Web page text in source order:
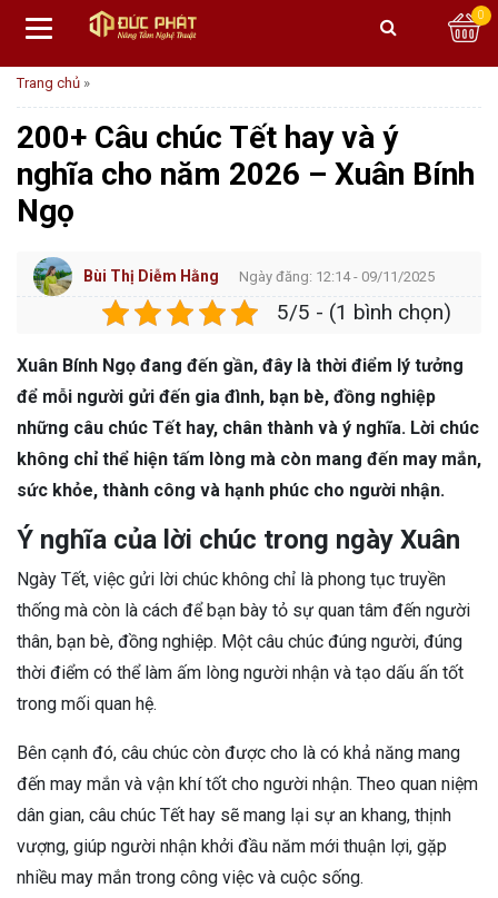
0
Trang chủ »
200+ Câu chúc Tết hay và ý
nghĩa cho năm 2026 – Xuân Bính
Ngọ
Bùi Thị Diễm Hằng Ngày đăng: 12:14 - 09/11/2025
5/5 - (1 bình chọn)
Xuân Bính Ngọ đang đến gần, đây là thời điểm lý tưởng
để mỗi người gửi đến gia đình, bạn bè, đồng nghiệp
những câu chúc Tết hay, chân thành và ý nghĩa. Lời chúc
không chỉ thể hiện tấm lòng mà còn mang đến may mắn,
sức khỏe, thành công và hạnh phúc cho người nhận.
Ý nghĩa của lời chúc trong ngày Xuân
Ngày Tết, việc gửi lời chúc không chỉ là phong tục truyền
thống mà còn là cách để bạn bày tỏ sự quan tâm đến người
thân, bạn bè, đồng nghiệp. Một câu chúc đúng người, đúng
thời điểm có thể làm ấm lòng người nhận và tạo dấu ấn tốt
trong mối quan hệ.
Bên cạnh đó, câu chúc còn được cho là có khả năng mang
đến may mắn và vận khí tốt cho người nhận. Theo quan niệm
dân gian, câu chúc Tết hay sẽ mang lại sự an khang, thịnh
vượng, giúp người nhận khởi đầu năm mới thuận lợi, gặp
nhiều may mắn trong công việc và cuộc sống.